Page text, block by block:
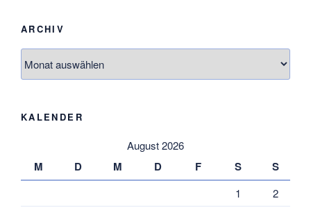
ARCHIV
KALENDER
August 2026
M D M D F S S
1
2